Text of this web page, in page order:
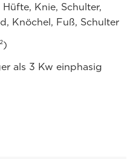
Knie, Schulter,
Knöchel, Fuß, Schulter
als 3 Kw einphasig